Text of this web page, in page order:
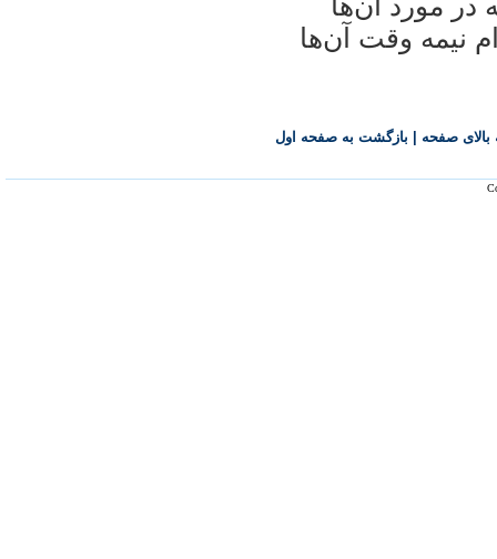
در مورد آن‌ها
نیمه وقت آن‌ها
صفحه بازگشت به صفحه اول